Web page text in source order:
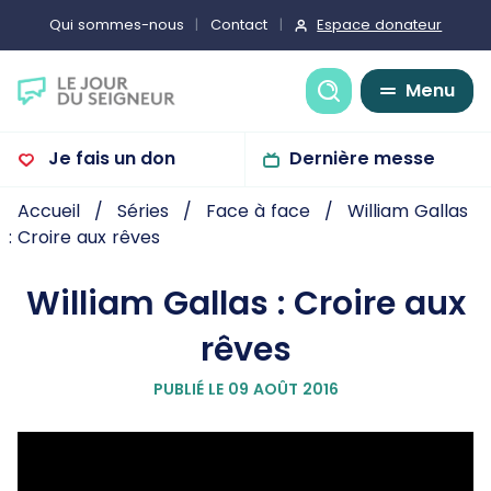
Qui sommes-nous Contact Espace donateur
Recherche
Menu
Je fais un don Dernière messe
Accueil Séries Face à face
William Gallas
: Croire aux rêves
William Gallas : Croire aux
rêves
PUBLIÉ LE 09 AOÛT 2016